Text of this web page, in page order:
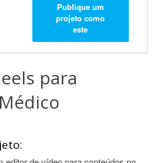
Publique um
projeto como
este
para